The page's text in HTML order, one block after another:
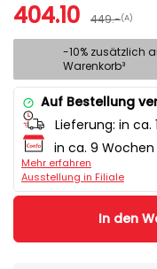
404.10 449.-(A)
-10% zusätzlich
Warenkorb³
Auf Bestellung
Lieferung: in ca.
in ca. 9 Wochen
Mehr erfahren
Ausstellung in Filiale
In den